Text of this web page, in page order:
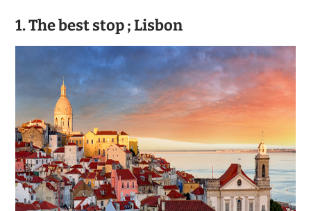
1. The best stop ; Lisbon